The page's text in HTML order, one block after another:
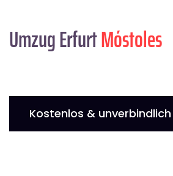
Umzug ErfurtMóstoles
Kostenlos &